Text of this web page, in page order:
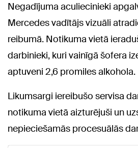
Negadījuma aculiecinieki
Mercedes vadītājs vizuāli
reibumā. Notikuma vietā
darbinieki, kuri vainīgā šofera
aptuveni 2,6 promiles alkohola.
Likumsargi iereibušo servisa
notikuma vietā aizturējuši un
nepieciešamās procesuālās